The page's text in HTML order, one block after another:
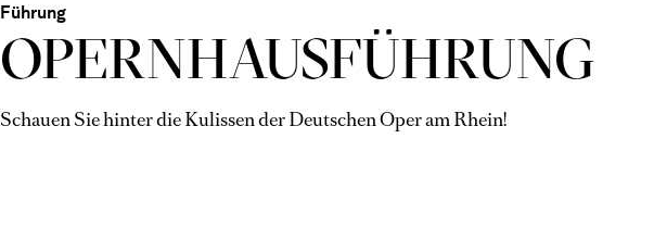
Führung
OPERN­HAUS­FÜH­RUNG
Schauen Sie hinter die Kulissen der Deutschen Oper am Rhein!